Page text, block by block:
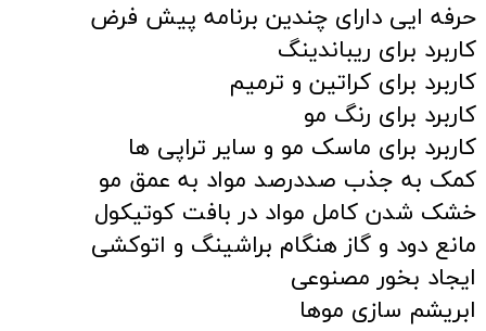
حرفه ایی دارای چندین برنامه پیش فرض
کاربرد برای ریباندینگ
کاربرد برای کراتین و ترمیم
کاربرد برای رنگ مو
کاربرد برای ماسک مو و سایر تراپی ها
کمک به جذب صددرصد مواد به عمق مو
خشک شدن کامل مواد در بافت کوتیکول
مانع دود و گاز هنگام براشینگ و اتوکشی
ایجاد بخور مصنوعی
ابریشم سازی موها